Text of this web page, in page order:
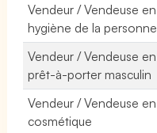
Vendeur / Vendeuse en
hygiène de la personne
Vendeur / Vendeuse en
prêt-à-porter masculin
Vendeur / Vendeuse en
cosmétique